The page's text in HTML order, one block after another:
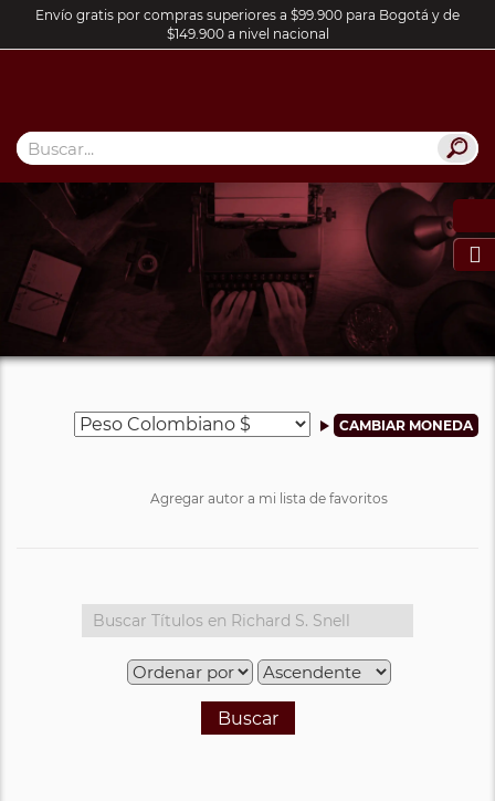
Envío gratis por compras superiores a $99.900 para Bogotá y de
$149.900 a nivel nacional

Agregar autor a mi lista de favoritos
Buscar